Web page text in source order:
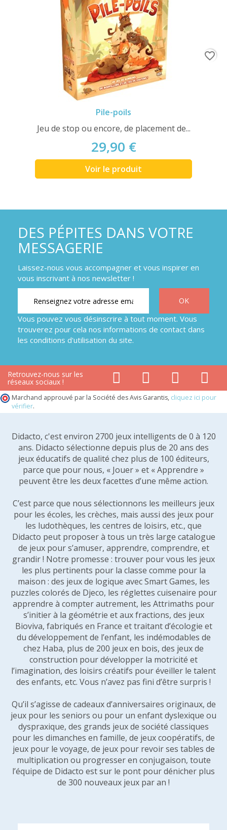
Pile-poils
Jeu de stop ou encore, de placement de...
29,90 €
Voir le produit
favorite_border
DES PÉPITES DANS VOTRE
MESSAGERIE
Laissez-nous vous accompagner et vous inspirer en
vous inscrivant à nos newsletter !
Vous pouvez vous désinscrire à tout moment. Vous
trouverez pour cela nos informations de contact dans
les conditions d'utilisation du site.
Retrouvez-nous sur les
réseaux sociaux !
Marchand approuvé par la Société des Avis Garantis, cliquez ici pour
vérifier.
Didacto, c'est environ 2700 jeux intelligents de 0 à 120
ans. Didacto sélectionne depuis plus de 20 ans des
jeux éducatifs de qualité chez plus de 100 éditeurs,
parce que pour nous, « Jouer » et « Apprendre »
peuvent être les deux facettes d’une même action.
C’est parce que nous sélectionnons les meilleurs jeux
pour les écoles, les crèches, mais aussi des jeux pour
les ludothèques, les centres de loisirs, etc., que
Didacto peut proposer à tous un très large catalogue
de jeux pour s’amuser, apprendre, comprendre, et
grandir ! Notre promesse : trouver pour vous les jeux
les plus pertinents pour la classe comme pour la
maison : des jeux de logique avec Smart Games, les
puzzles colorés de Djeco, les réglettes cuisenaire pour
apprendre à compter autrement, les Attrimaths pour
s’initier à la géométrie et aux fractions, des jeux
Bioviva, fabriqués en France et traitant d’écologie et
du développement de l’enfant, les indémodables de
chez Haba, plus de 200 jeux en bois, des jeux de
construction pour développer la motricité et
l’imagination, des loisirs créatifs pour éveiller le talent
des enfants, etc. Vous n’avez pas fini d’être surpris !
Qu’il s’agisse de cadeaux d’anniversaires originaux, de
jeux pour les seniors ou pour un enfant dyslexique ou
dyspraxique, des grands jeux de société classiques
pour les dimanches en famille, de jeux coopératifs, de
jeux pour le voyage, de jeux pour revoir ses tables de
multiplication ou progresser en conjugaison, toute
l’équipe de Didacto est sur le pont pour dénicher plus
de 300 nouveaux jeux par an !